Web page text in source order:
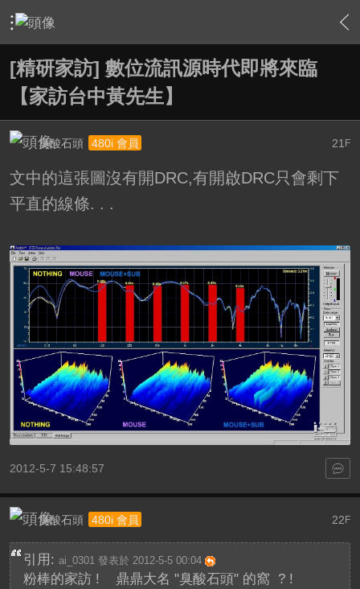
› 家庭劇院 › HD.Club 精研家訪特搜隊 › 內容
[精研家訪] 數位流訊源時代即將來臨
【家訪台中黃先生】
21 F
臭酸石頭 480i 會員
文中的這張圖沒有開DRC,有開啟DRC只會剩下
平直的線條. . .
2012-5-7 15:48:57
22F
臭酸石頭 480i 會員
引用: ai_0301 發表於 2012-5-5 00:04
粉棒的家訪 ! 鼎鼎大名 "臭酸石頭" 的窩 ? !